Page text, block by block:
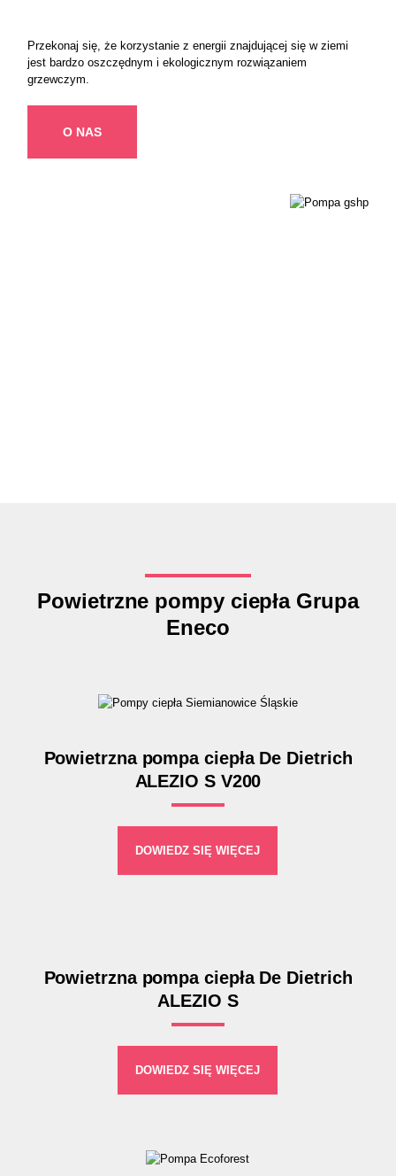
Przekonaj się, że korzystanie z energii znajdującej się w ziemi
jest bardzo oszczędnym i ekologicznym rozwiązaniem
grzewczym.
O NAS
Powietrzne pompy ciepła Grupa
Eneco
Powietrzna pompa ciepła De Dietrich
ALEZIO S V200
DOWIEDZ SIĘ WIĘCEJ
Powietrzna pompa ciepła De Dietrich
ALEZIO S
DOWIEDZ SIĘ WIĘCEJ